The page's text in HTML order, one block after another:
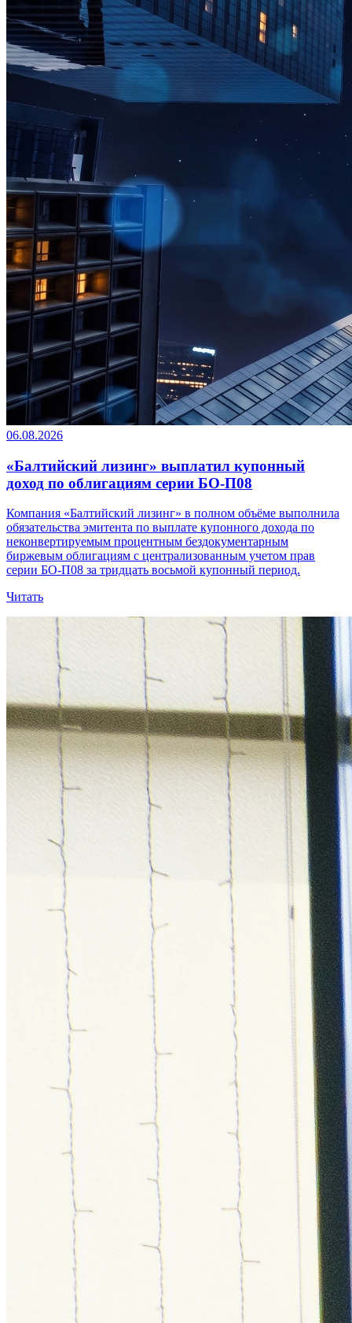
06.08.2026
«Балтийский лизинг» выплатил купонный
доход по облигациям серии БО-П08
Компания «Балтийский лизинг» в полном объёме выполнила
обязательства эмитента по выплате купонного дохода по
неконвертируемым процентным бездокументарным
биржевым облигациям с централизованным учетом прав
серии БО-П08 за тридцать восьмой купонный период.
Читать